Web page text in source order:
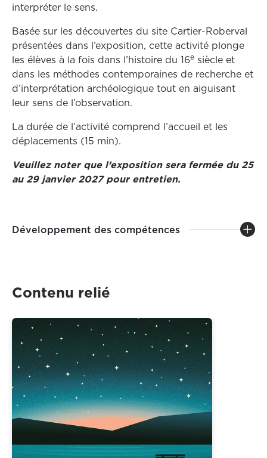
interpréter le sens.
Basée sur les découvertes du site Cartier-Roberval
présentées dans l’exposition, cette activité plonge
les élèves à la fois dans l’histoire du 16e siècle et
dans les méthodes contemporaines de recherche et
d’interprétation archéologique tout en aiguisant
leur sens de l’observation.
La durée de l’activité comprend l’accueil et les
déplacements (15 min).
Veuillez noter que l’exposition sera fermée du 25
au 29 janvier 2027 pour entretien.
Développement des compétences
Contenu relié